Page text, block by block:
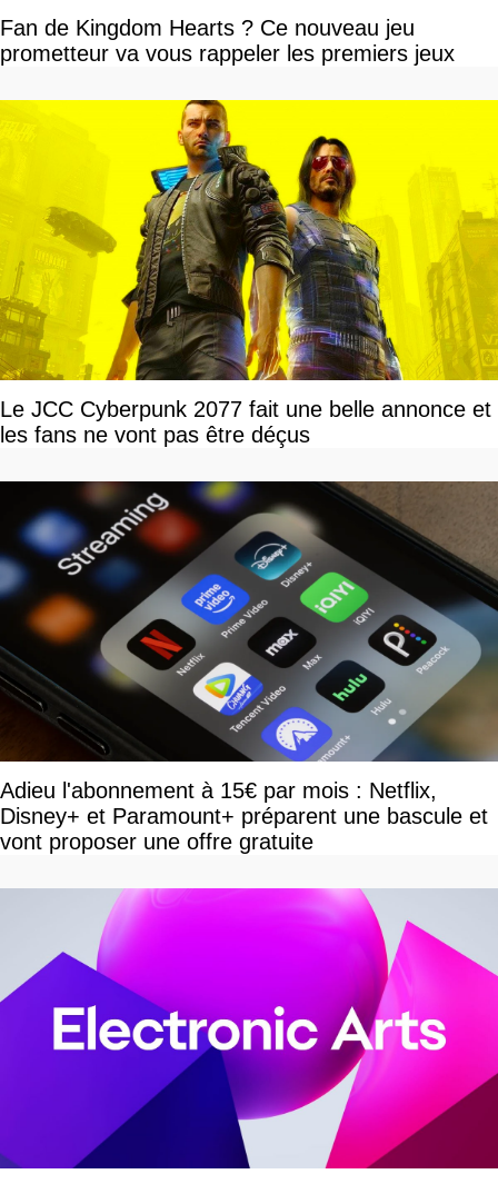
Fan de Kingdom Hearts ? Ce nouveau jeu
prometteur va vous rappeler les premiers jeux
Le JCC Cyberpunk 2077 fait une belle annonce et
les fans ne vont pas être déçus
Adieu l'abonnement à 15€ par mois : Netflix,
Disney+ et Paramount+ préparent une bascule et
vont proposer une offre gratuite